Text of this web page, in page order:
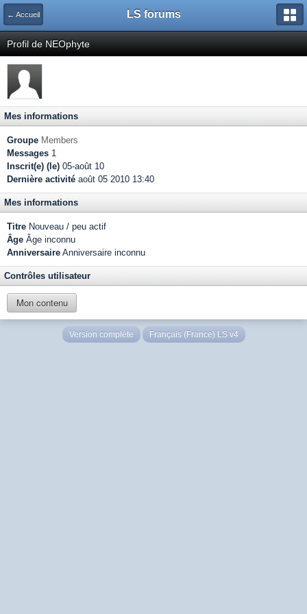
← Accueil LS forums
Profil de NEOphyte
Mes informations
Groupe Members
Messages 1
Inscrit(e) (le) 05-août 10
Dernière activité août 05 2010 13:40
Mes informations
Titre Nouveau / peu actif
Âge Âge inconnu
Anniversaire Anniversaire inconnu
Contrôles utilisateur
Mon contenu
Version complète Français (France) LS v4